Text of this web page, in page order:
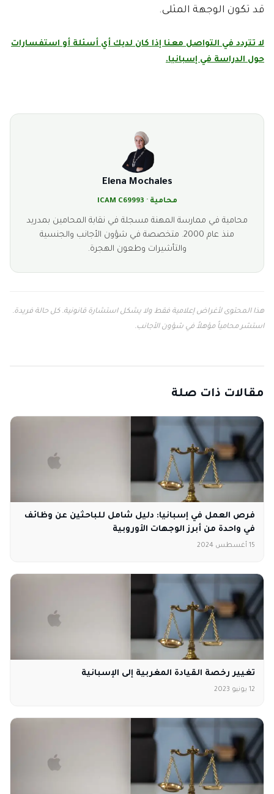
قد تكون الوجهة المثلى.
لا تتردد في التواصل معنا إذا كان لديك أي أسئلة أو استفسارات
حول الدراسة في إسبانيا.
Elena Mochales
محامية · ICAM C69993
محامية في ممارسة المهنة مسجلة في نقابة المحامين بمدريد
منذ عام 2000. متخصصة في شؤون الأجانب والجنسية
والتأشيرات وطعون الهجرة.
هذا المحتوى لأغراض إعلامية فقط ولا يشكل استشارة قانونية. كل حالة فريدة.
استشر محامياً مؤهلاً في شؤون الأجانب.
مقالات ذات صلة
فرص العمل في إسبانيا: دليل شامل للباحثين عن وظائف
في واحدة من أبرز الوجهات الأوروبية
15 أغسطس 2024
تغيير رخصة القيادة المغربية إلى الإسبانية
12 يونيو 2023